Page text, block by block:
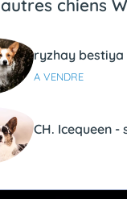
chiens
ryzhay
A VENDRE
CH. Icequeen